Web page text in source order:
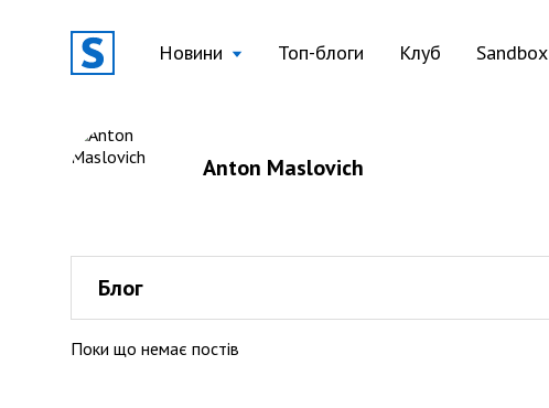
Новини Топ-блоги Клуб Sandbox
Anton Maslovich
Блог
Поки що немає постів